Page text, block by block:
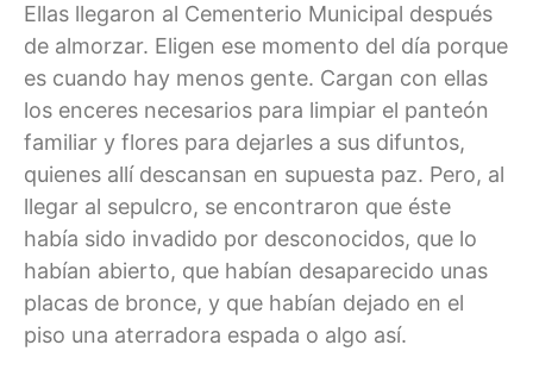
Ellas llegaron al Cementerio Municipal después
de almorzar. Eligen ese momento del día porque
es cuando hay menos gente. Cargan con ellas
los enceres necesarios para limpiar el panteón
familiar y flores para dejarles a sus difuntos,
quienes allí descansan en supuesta paz. Pero, al
llegar al sepulcro, se encontraron que éste
había sido invadido por desconocidos, que lo
habían abierto, que habían desaparecido unas
placas de bronce, y que habían dejado en el
piso una aterradora espada o algo así.